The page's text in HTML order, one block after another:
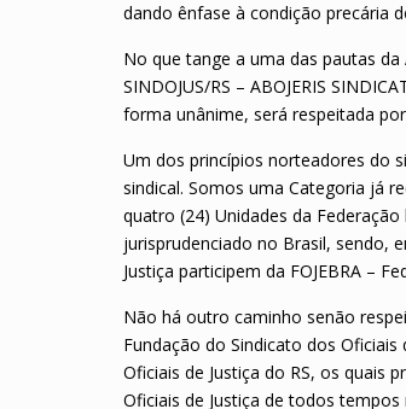
dando ênfase à condição precária
No que tange a uma das pautas
SINDOJUS/RS – ABOJERIS
forma unânime, será respeitada
Um dos princípios norteadores do
sindical. Somos uma Categoria já
quatro (24) Unidades da
jurisprudenciado no Brasil, sendo,
Justiça participem da FOJEBRA –
Não há outro caminho senão
Fundação do Sindicato dos
Oficiais de Justiça do RS, os quais
Oficiais de Justiça de todos tempos